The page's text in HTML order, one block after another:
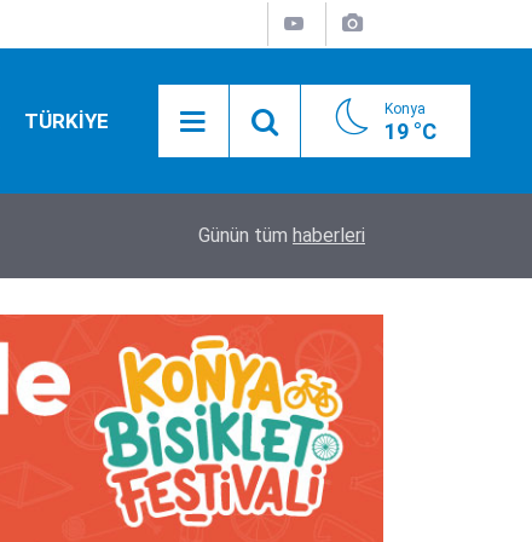
TÜRKİYE Konya
19 °C
Üsküdar Belediye Başkanvekili CHP’li Sibel
Günün tüm haberleri